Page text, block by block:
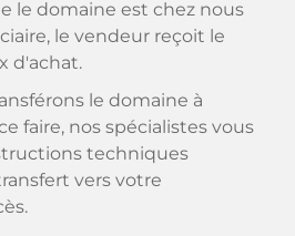
le domaine est chez nous
le vendeur reçoit le
d'achat.
le domaine à
faire, nos spécialistes vous
techniques
vers votre